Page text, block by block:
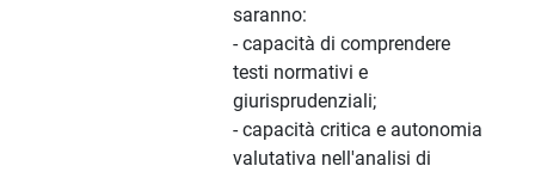
saranno:
- capacità di comprendere
testi normativi e
giurisprudenziali;
- capacità critica e autonomia
valutativa nell'analisi di